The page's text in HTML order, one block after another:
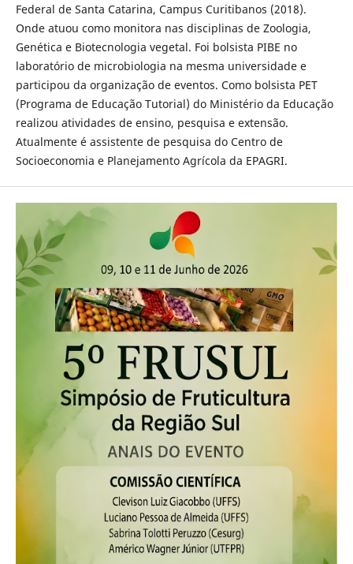
Federal de Santa Catarina, Campus Curitibanos (2018).
Onde atuou como monitora nas disciplinas de Zoologia,
Genética e Biotecnologia vegetal. Foi bolsista PIBE no
laboratório de microbiologia na mesma universidade e
participou da organização de eventos. Como bolsista PET
(Programa de Educação Tutorial) do Ministério da Educação
realizou atividades de ensino, pesquisa e extensão.
Atualmente é assistente de pesquisa do Centro de
Socioeconomia e Planejamento Agrícola da EPAGRI.